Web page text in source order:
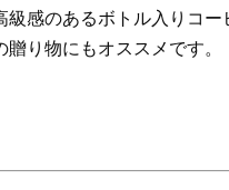
級感のあるボトル入りコー
贈り物にもオススメです。